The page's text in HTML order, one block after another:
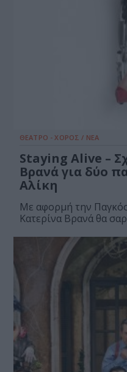
ΘΕΑΤΡΟ - ΧΟΡΟΣ / ΝΕΑ
Staying Alive –
Βρανά για δύο
Αλίκη
Με αφορμή την
Κατερίνα Βρανά θα